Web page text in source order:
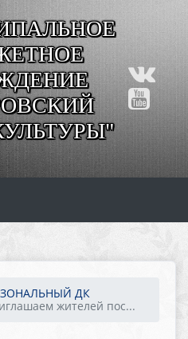
ДК
жителей пос...